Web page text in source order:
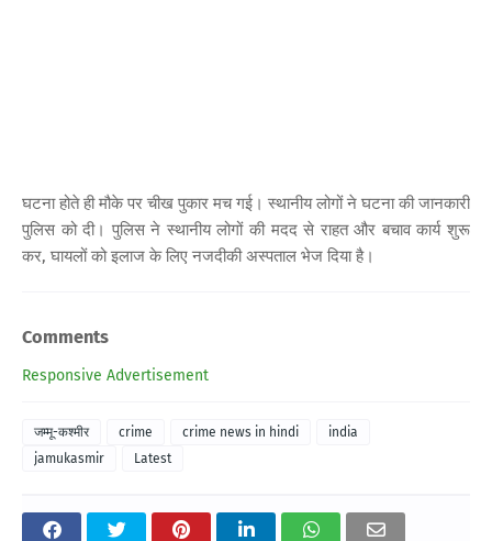
घटना होते ही मौके पर चीख पुकार मच गई। स्थानीय लोगों ने घटना की जानकारी
पुलिस को दी। पुलिस ने स्थानीय लोगों की मदद से राहत और बचाव कार्य शुरू
कर, घायलों को इलाज के लिए नजदीकी अस्पताल भेज दिया है।
Comments
Responsive Advertisement
जम्मू-कश्मीर crime crime news in hindi
india
jamukasmir
Latest